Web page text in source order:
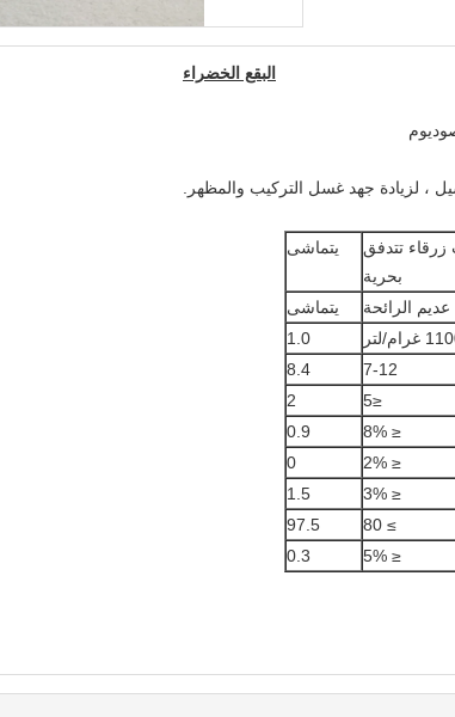
البقع الخضراء
لزيادة جهد غسل التركيب والمظهر.
زرقاء تتدفق
بحرية
يتماشى
عديم الرائحة
يتماشى
1.0
7-12
8.4
≤5
2
≤ 8%
0.9
≤ 2%
0
≤ 3%
1.5
≥ 80
97.5
≤ 5%
0.3